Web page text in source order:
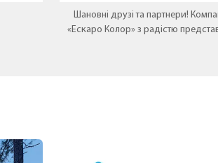
Шановні друзі та партнери!
«Ескаро Колор» з радістю